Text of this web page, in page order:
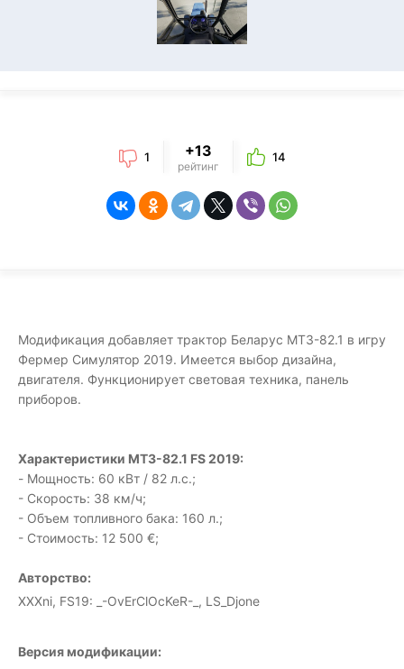
1 +13
рейтинг
14
Модификация добавляет трактор Беларус МТЗ-82.1 в игру
Фермер Симулятор 2019. Имеется выбор дизайна,
двигателя. Функционирует световая техника, панель
приборов.
Характеристики МТЗ-82.1 FS 2019:
- Мощность: 60 кВт / 82 л.с.;
- Скорость: 38 км/ч;
- Объем топливного бака: 160 л.;
- Стоимость: 12 500 €;
Авторство:
XXXni, FS19: _-OvErClOcKeR-_, LS_Djone
Версия модификации: